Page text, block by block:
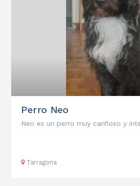
Perro Neo
Neo es un perro muy cariñoso y
Tarragona